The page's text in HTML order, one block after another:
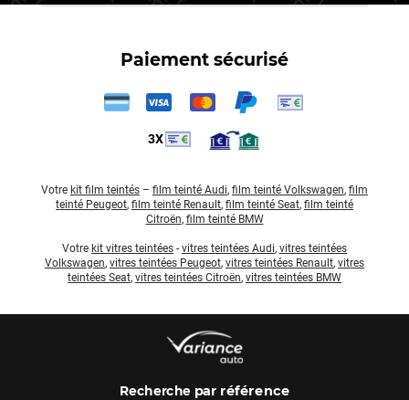
Paiement sécurisé
3X
Votre kit film teintés – film teinté Audi, film teinté Volkswagen, film
teinté Peugeot, film teinté Renault, film teinté Seat, film teinté
Citroën, film teinté BMW
Votre kit vitres teintées - vitres teintées Audi, vitres teintées
Volkswagen, vitres teintées Peugeot, vitres teintées Renault, vitres
teintées Seat, vitres teintées Citroën, vitres teintées BMW
Recherchepar référence